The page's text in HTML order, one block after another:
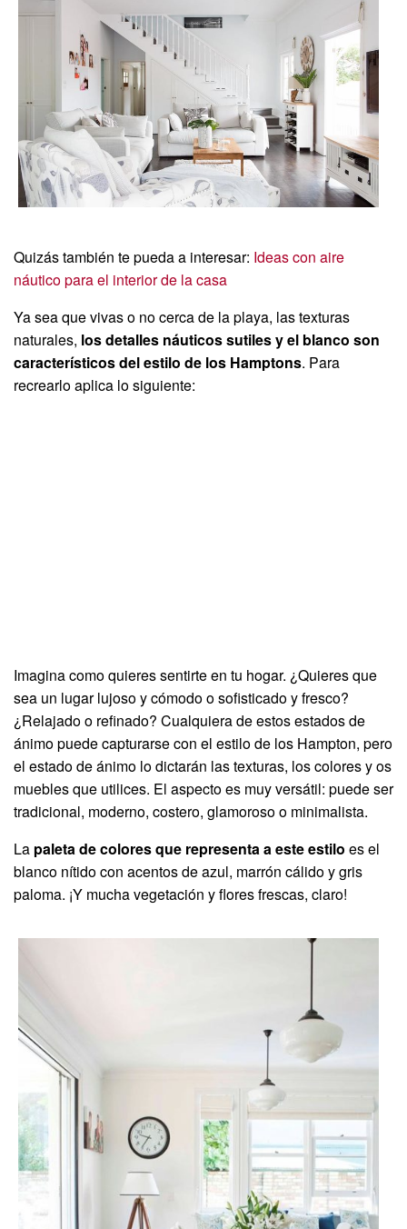
Quizás también te pueda a interesar: Ideas con aire
náutico para el interior de la casa
Ya sea que vivas o no cerca de la playa, las texturas
naturales, los detalles náuticos sutiles y el blanco son
característicos del estilo de los Hamptons. Para
recrearlo aplica lo siguiente:
Imagina como quieres sentirte en tu hogar. ¿Quieres que
sea un lugar lujoso y cómodo o sofisticado y fresco?
¿Relajado o refinado? Cualquiera de estos estados de
ánimo puede capturarse con el estilo de los Hampton, pero
el estado de ánimo lo dictarán las texturas, los colores y os
muebles que utilices. El aspecto es muy versátil: puede ser
tradicional, moderno, costero, glamoroso o minimalista.
La paleta de colores que representa a este estilo es el
blanco nítido con acentos de azul, marrón cálido y gris
paloma. ¡Y mucha vegetación y flores frescas, claro!